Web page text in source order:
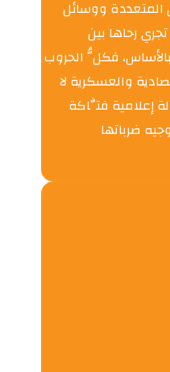
المتعددة ووسائل
رحاها بين
بالأساس، فكلُّ الحروب
والعسكرية لا
إعلامية فتَّاكة
ضرباتها